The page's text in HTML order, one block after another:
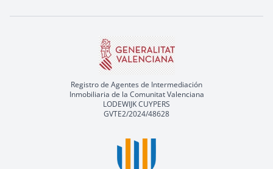
Registro de Agentes de Intermediación
Inmobiliaria de la Comunitat Valenciana
LODEWIJK CUYPERS
GVTE2/2024/48628